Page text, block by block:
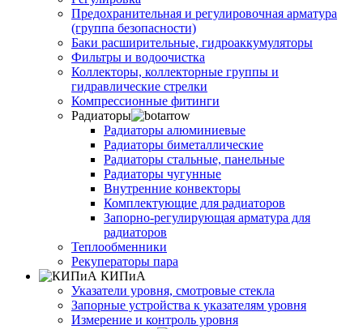
Предохранительная и регулировочная арматура
(группа безопасности)
Баки расширительные, гидроаккумуляторы
Фильтры и водоочистка
Коллекторы, коллекторные группы и
гидравлические стрелки
Компрессионные фитинги
Радиаторы
Радиаторы алюминиевые
Радиаторы биметаллические
Радиаторы стальные, панельные
Радиаторы чугунные
Внутренние конвекторы
Комплектующие для радиаторов
Запорно-регулирующая арматура для
радиаторов
Теплообменники
Рекуператоры пара
КИПиА
Указатели уровня, смотровые стекла
Запорные устройства к указателям уровня
Измерение и контроль уровня